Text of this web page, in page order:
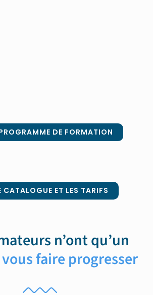
DE FORMATION
CATALOGUE ET LES TARIFS
n’ont qu’un
vous faire progresser